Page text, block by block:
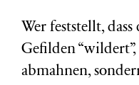
Wer feststellt,
Gefilden
abmahnen,